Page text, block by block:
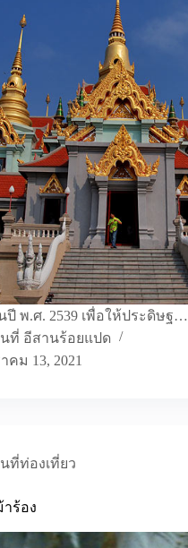
ปี พ.ศ. 2539 เพื่อให้ประดิษฐ…
ที่ อีสานร้อยแปด
คม 13, 2021
ที่ท่องเที่ยว
าร้อง